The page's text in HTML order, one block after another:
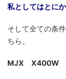
私としてはとに
そして全ての条
ちら。
MJX X400W